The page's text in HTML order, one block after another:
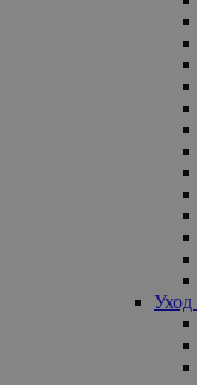
Уход